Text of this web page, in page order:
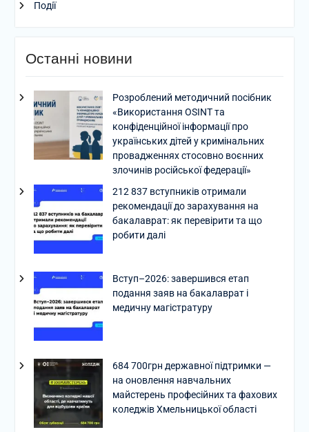
Події
Останні новини
Розроблений методичний посібник
«Використання OSINT та
конфіденційної інформації про
українських дітей у кримінальних
провадженнях стосовно воєнних
злочинів російської федерації»
212 837 вступників отримали
рекомендації до зарахування на
бакалаврат: як перевірити та що
робити далі
Вступ–2026: завершився етап
подання заяв на бакалаврат і
медичну магістратуру
684 700грн державної підтримки —
на оновлення навчальних
майстерень професійних та фахових
коледжів Хмельницької області